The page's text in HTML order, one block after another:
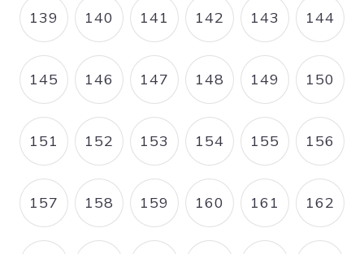
PAGE
139 PAGE
140 PAGE
141 PAGE
142 PAGE
143 PAGE
144
PAGE
145 PAGE
146 PAGE
147 PAGE
148 PAGE
149 PAGE
150
PAGE
151 PAGE
152 PAGE
153 PAGE
154 PAGE
155 PAGE
156
PAGE
157 PAGE
158 PAGE
159 PAGE
160 PAGE
161 PAGE
162